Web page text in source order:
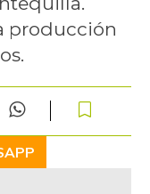
producción